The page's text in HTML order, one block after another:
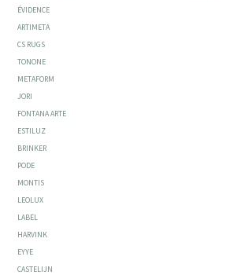
ÉVIDENCE
ARTIMETA
CS RUGS
TONONE
METAFORM
JORI
FONTANA ARTE
ESTILUZ
BRINKER
PODE
MONTIS
LEOLUX
LABEL
HARVINK
EYYE
CASTELIJN